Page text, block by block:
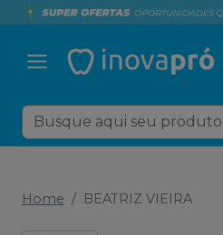
Home BEATRIZ VIEIRA